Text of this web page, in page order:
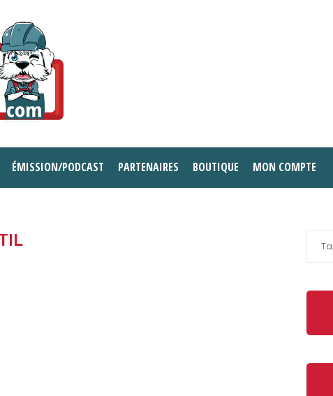
ÉMISSION/PODCAST PARTENAIRES BOUTIQUE MON COMPTE